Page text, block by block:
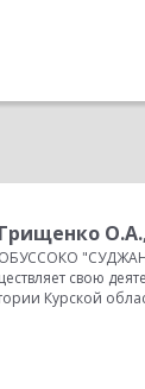
Грищенко
ОБУССОКО
свою
Курской